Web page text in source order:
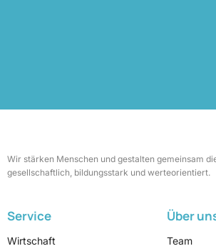
Wir stärken Menschen und gestalten gemeinsam
gesellschaftlich, bildungsstark und werteorientiert.
Service
Wirtschaft
Über
Team